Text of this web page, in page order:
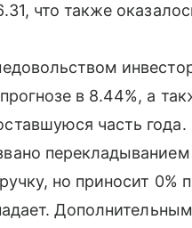
что также
в 8.44%, а
часть
но приносит